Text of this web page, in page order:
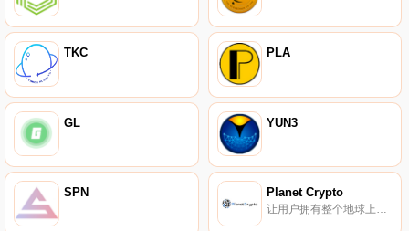
TKC PLA
GL YUN3
SPN Planet Crypto
让用户拥有整个地球上的虚拟土地。